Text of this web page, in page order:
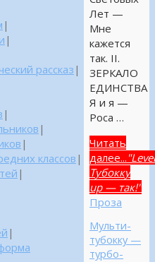
Лет —
Мне
кажется
так. II.
ЗЕРКАЛО
ЕДИНСТВА
Я и я —
Роса …
Читать
далее...
Тубокку
up — так!"
Проза
Мульти-
тубокку —
турбо-
|
|
рассказ|
|
|
|
классов |
|
|